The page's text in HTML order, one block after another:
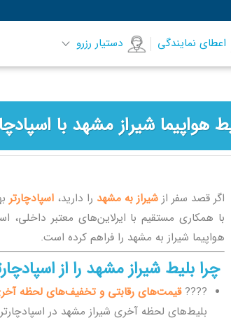
اعطای نمایندگی دستیار رزرو
اگر قصد سفر از شیراز به مشهد را دارید، اسپادچارتر
با همکاری مستقیم با ایرلاین‌های معتبر داخلی،
هواپیما شیراز به مشهد را فراهم کرده است.
چرا بلیط شیراز مشهد را از
????قیمت‌های رقابتی و تخفیف‌های لحظه
بلیط‌های لحظه آخری شیراز مشهد در اسپادچارتر با تخفیف‌های 20 تا